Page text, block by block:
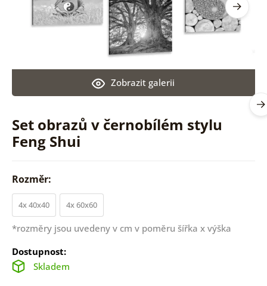
Set obrazů v černobílém stylu
Feng Shui
Zobrazit galerii
Rozměr:
4x 40x40 4x 60x60
*rozměry jsou uvedeny v cm v poměru šířka x výška
Dostupnost:
Skladem